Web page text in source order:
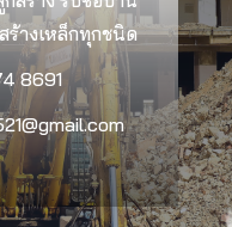
ร้างเหล็กทุกชนิด
8691